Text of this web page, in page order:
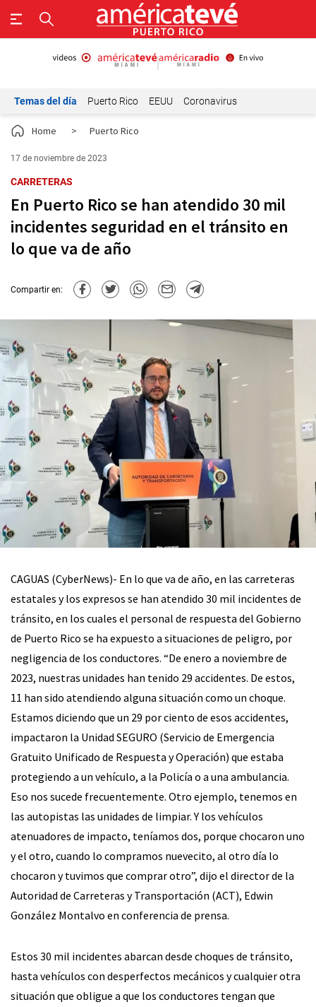
Temas del día Puerto Rico EEUU Coronavirus
Home > Puerto Rico
17 de noviembre de 2023
CARRETERAS
En Puerto Rico se han atendido 30 mil
incidentes seguridad en el tránsito en
lo que va de año
Compartir en:
CAGUAS (CyberNews)- En lo que va de año, en las carreteras
estatales y los expresos se han atendido 30 mil incidentes de
tránsito, en los cuales el personal de respuesta del Gobierno
de Puerto Rico se ha expuesto a situaciones de peligro, por
negligencia de los conductores. “De enero a noviembre de
2023, nuestras unidades han tenido 29 accidentes. De estos,
11 han sido atendiendo alguna situación como un choque.
Estamos diciendo que un 29 por ciento de esos accidentes,
impactaron la Unidad SEGURO (Servicio de Emergencia
Gratuito Unificado de Respuesta y Operación) que estaba
protegiendo a un vehículo, a la Policía o a una ambulancia.
Eso nos sucede frecuentemente. Otro ejemplo, tenemos en
las autopistas las unidades de limpiar. Y los vehículos
atenuadores de impacto, teníamos dos, porque chocaron uno
y el otro, cuando lo compramos nuevecito, al otro día lo
chocaron y tuvimos que comprar otro”, dijo el director de la
Autoridad de Carreteras y Transportación (ACT), Edwin
González Montalvo en conferencia de prensa.
Estos 30 mil incidentes abarcan desde choques de tránsito,
hasta vehículos con desperfectos mecánicos y cualquier otra
situación que obligue a que los conductores tengan que